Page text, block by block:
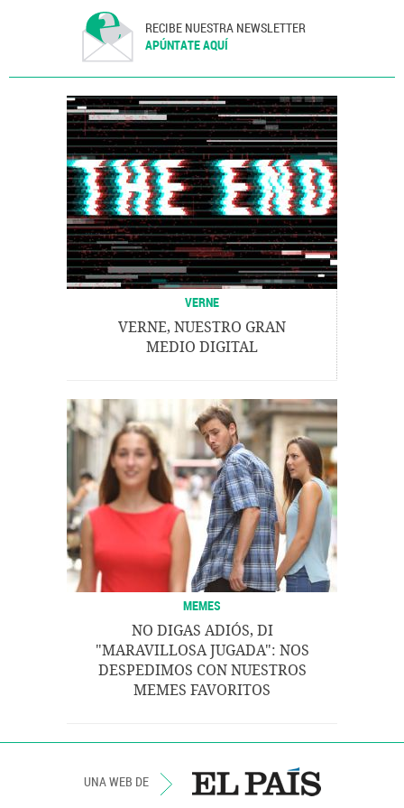
RECIBE NUESTRA NEWSLETTER
APÚNTATE AQUÍ
VERNE
VERNE, NUESTRO GRAN
MEDIO DIGITAL
MEMES
NO DIGAS ADIÓS, DI
"MARAVILLOSA JUGADA": NOS
DESPEDIMOS CON NUESTROS
MEMES FAVORITOS
UNA WEB DE